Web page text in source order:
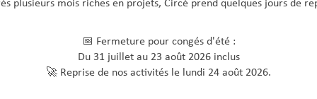
a permis de mettre en lumière les freins actuels à la
: Intégrer des critères environnementaux dès la
: Un outil clé pour mesurer et réduire les émissions de gaz à
plusieurs mois riches en projets, Circé prend quelques jours de
📅 Fermeture pour congés d'été :
Du 31 juillet au 23 août 2026 inclus
🚀 Reprise de nos activités le lundi 24 août 2026.